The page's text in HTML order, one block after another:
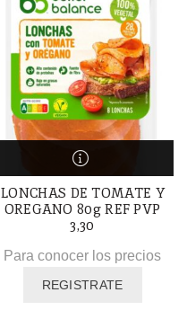
LONCHAS DE TOMATE Y
OREGANO 80g REF PVP
3,30
Para conocer los precios
REGISTRATE